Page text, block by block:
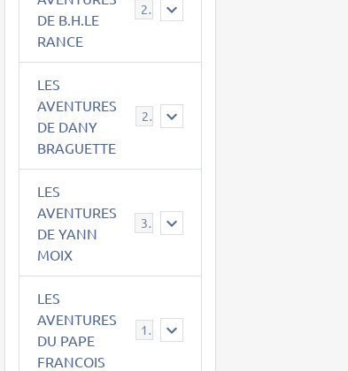
DE B.H.LE
RANCE
21
LES
AVENTURES
DE DANY
BRAGUETTE
29
LES
AVENTURES
DE YANN
MOIX
39
LES
AVENTURES
DU PAPE
FRANCOIS
15